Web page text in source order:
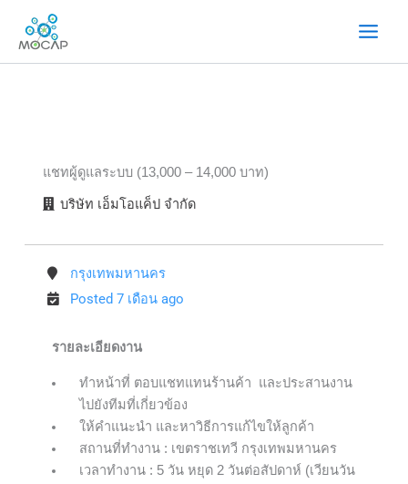
แชทผู้ดูแลระบบ (13,000 – 14,000 บาท)
บริษัท เอ็มโอแค็ป จำกัด
กรุงเทพมหานคร
Posted 7 เดือน ago
รายละเอียดงาน
ทำหน้าที่ ตอบแชทแทนร้านค้า และประสานงาน
ไปยังทีมที่เกี่ยวข้อง
ให้คำแนะนำ และหาวิธีการแก้ไขให้ลูกค้า
สถานที่ทำงาน : เขตราชเทวี กรุงเทพมหานคร
เวลาทำงาน : 5 วัน หยุด 2 วันต่อสัปดาห์ (เวียนวัน